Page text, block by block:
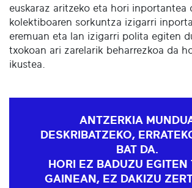
euskaraz aritzeko eta hori inportantea
kolektiboaren sorkuntza izigarri
eremuan eta lan izigarri polita egiten
txokoan ari zarelarik beharrezkoa da
ikustea.
ANTZERKIA
DESKRIBATZEKO,
BAT DA.
HORI EZ BADUZU EGITEN
GAINEAN, EZ DAKIZU